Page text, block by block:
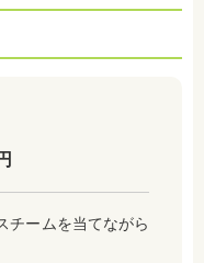
チームを当てながら